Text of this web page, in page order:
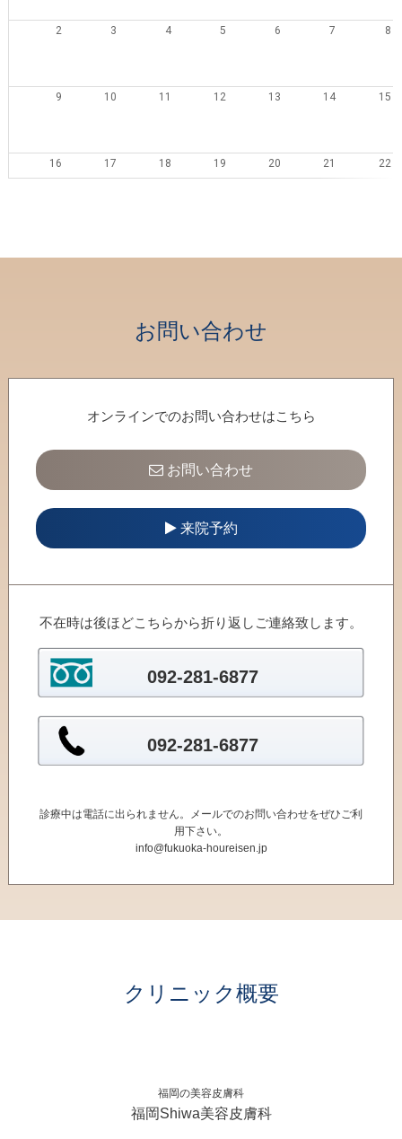
2 3 4 5 6 7 8
9 10 11 12 13 14 15
16 17 18 19 20 21 22
お問い合わせ
オンラインでのお問い合わせはこちら
お問い合わせ
来院予約
不在時は後ほどこちらから折り返しご連絡致します。
092-281-6877
092-281-6877
診療中は電話に出られません。メールでのお問い合わせをぜひご利
用下さい。
info@fukuoka-houreisen.jp
クリニック概要
福岡の美容皮膚科
福岡Shiwa美容皮膚科